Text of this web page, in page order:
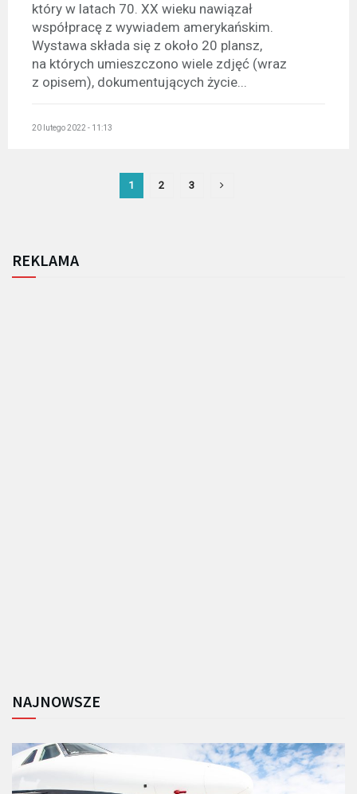
który w latach 70. XX wieku nawiązał
współpracę z wywiadem amerykańskim.
Wystawa składa się z około 20 plansz,
na których umieszczono wiele zdjęć (wraz
z opisem), dokumentujących życie...
20 lutego 2022 - 11:13
1 2 3
REKLAMA
NAJNOWSZE